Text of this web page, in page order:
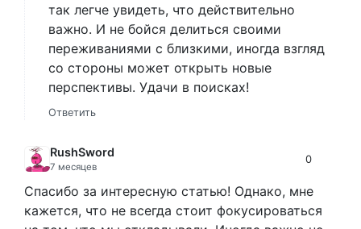
так легче увидеть, что действительно
важно. И не бойся делиться своими
переживаниями с близкими, иногда взгляд
со стороны может открыть новые
перспективы. Удачи в поисках!
Ответить
RushSword
7 месяцев
0
Спасибо за интересную статью! Однако, мне
кажется, что не всегда стоит фокусироваться